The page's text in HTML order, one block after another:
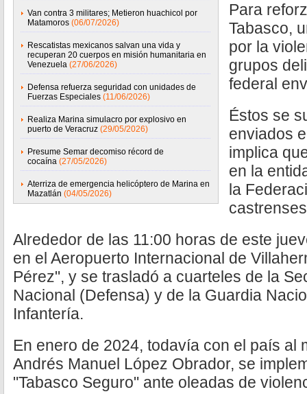
Van contra 3 militares; Metieron huachicol por
Matamoros (06/07/2026)
Rescatistas mexicanos salvan una vida y
recuperan 20 cuerpos en misión humanitaria en
Venezuela (27/06/2026)
Defensa refuerza seguridad con unidades de
Fuerzas Especiales (11/06/2026)
Realiza Marina simulacro por explosivo en
puerto de Veracruz (29/05/2026)
Presume Semar decomiso récord de
cocaína (27/05/2026)
Aterriza de emergencia helicóptero de Marina en
Mazatlán (04/05/2026)
Para
Tabasco,
por la
grupos
federal
Éstos se
enviados
implica
en la
la
Alrededor de las 11:00 horas de este
en el Aeropuerto Internacional de
Pérez", y se trasladó a cuarteles de la
Nacional (Defensa) y de la Guardia
Infantería.
En enero de 2024, todavía con el país al
Andrés Manuel López Obrador, se
"Tabasco Seguro" ante oleadas de